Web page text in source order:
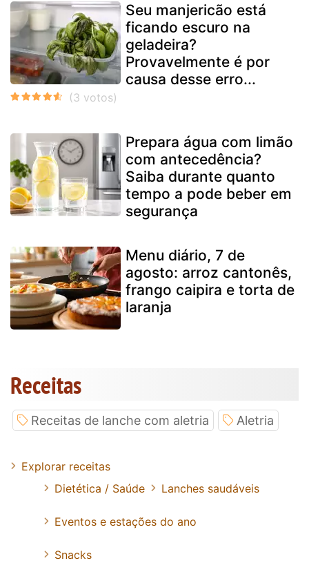
Seu manjericão está
ficando escuro na
geladeira?
Provavelmente é por
causa desse erro...
Prepara água com limão
com antecedência?
Saiba durante quanto
tempo a pode beber em
segurança
Menu diário, 7 de
agosto: arroz cantonês,
frango caipira e torta de
laranja
Receitas
Receitas de lanche com aletria Aletria
Explorar receitas
Dietética / Saúde
Lanches saudáveis
Eventos e estações do ano
Snacks